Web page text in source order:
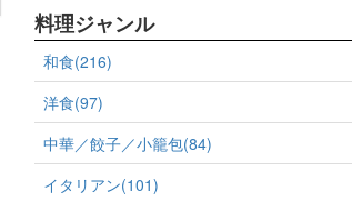
料理ジャンル
和食(216)
洋食(97)
中華／餃子／小籠包(84)
イタリアン(101)